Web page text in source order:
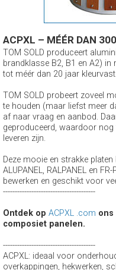
ACPXL – MÉÉR DAN
TOM SOLD produceert
brandklasse B2, B1 en A2) in
tot méér dan 20 jaar kleurvast.
TOM SOLD probeert zoveel
te houden (maar liefst meer
af naar vraag en aanbod.
geproduceerd, waardoor nog
leveren zijn.
Deze mooie en strakke
ALUPANEL, RALPANEL en
bewerken en geschikt voor
---------------------------------------
Ontdek op ACPXL .com ons
composiet panelen.
---------------------------------------
ACPXL: ideaal voor
overkappingen, hekwerken,